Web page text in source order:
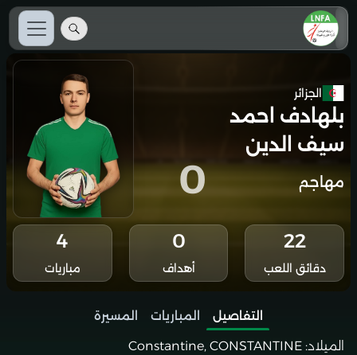
الجزائر
بلهادف احمد
سيف الدين
مهاجم 0
22
دقائق اللعب
0
أهداف
4
مباريات
التفاصيل المباريات
المسيرة
الميلاد: Constantine, CONSTANTINE